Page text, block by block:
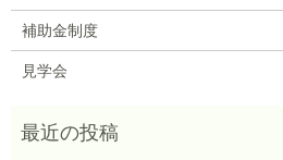
補助金制度
見学会